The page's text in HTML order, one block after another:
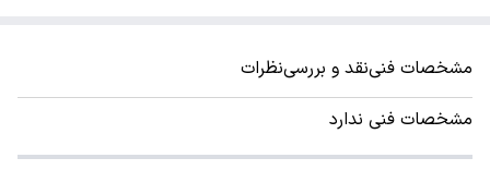
مشخصات فنینقد و بررسینظرات
مشخصات فنی ندارد